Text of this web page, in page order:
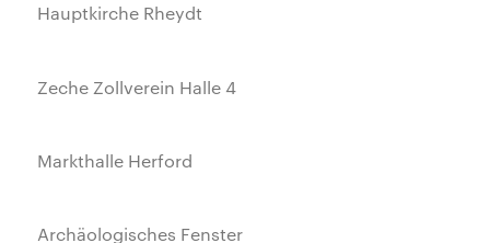
Hauptkirche Rheydt
Zeche Zollverein Halle 4
Markthalle Herford
Archäologisches Fenster